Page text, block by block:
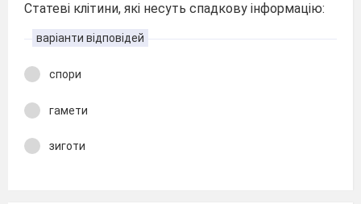
Статеві клітини, які несуть спадкову інформацію:
варіанти відповідей
спори
гамети
зиготи